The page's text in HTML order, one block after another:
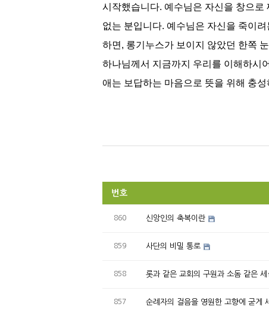
시작했습니다. 예수님은 자신을 창으로
없는 분입니다. 예수님은 자신을 죽이
하면 , 롱기누스가 보이지 않았던 한쪽
하나님께서 지금까지 우리를 이해하시
애는 보답하는 마음으로 뜻을 위해 충
번호
860 신앙인의 축복이란
859 사단의 비밀 통로
858 롯과 같은 교회의 구원과 소돔 같은 세
857 순례자의 걸음을 영원한 고향에 굳게